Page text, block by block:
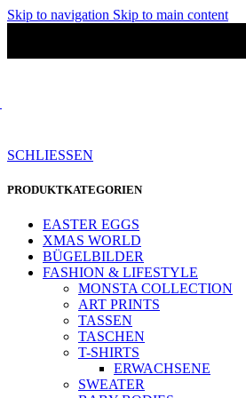
Skip to navigation Skip to main content
SCHLIESSEN
PRODUKTKATEGORIEN
EASTER EGGS
XMAS WORLD
BÜGELBILDER
FASHION & LIFESTYLE
MONSTA COLLECTION
ART PRINTS
TASSEN
TASCHEN
T-SHIRTS
ERWACHSENE
SWEATER